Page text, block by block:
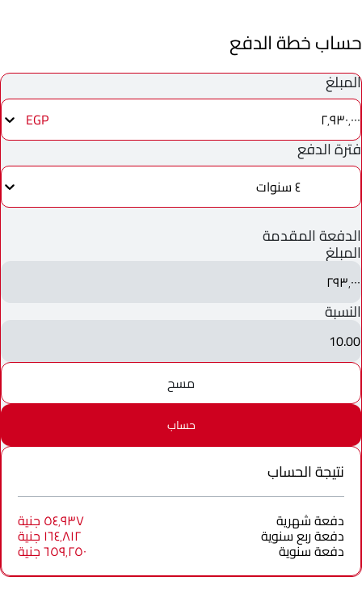
حساب خطة الدفع
المبلغ
٢٬٩٣٠٬٠٠٠ EGP
فترة الدفع
٤ سنوات
الدفعة المقدمة
المبلغ
٢٩٣٬٠٠٠
النسبة
10.00
مسح
حساب
نتيجة الحساب
دفعة شهرية ٥٤٬٩٣٧ جنية
دفعة ربع سنوية ١٦٤٬٨١٢ جنية
دفعة سنوية ٦٥٩٬٢٥٠ جنية